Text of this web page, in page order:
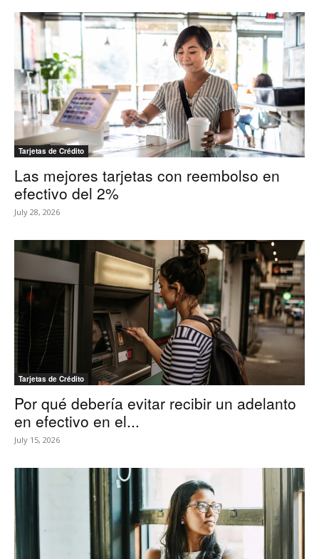
Tarjetas de Crédito
Las mejores tarjetas con reembolso en
efectivo del 2%
July 28, 2026
Tarjetas de Crédito
Por qué debería evitar recibir un adelanto
en efectivo en el...
July 15, 2026